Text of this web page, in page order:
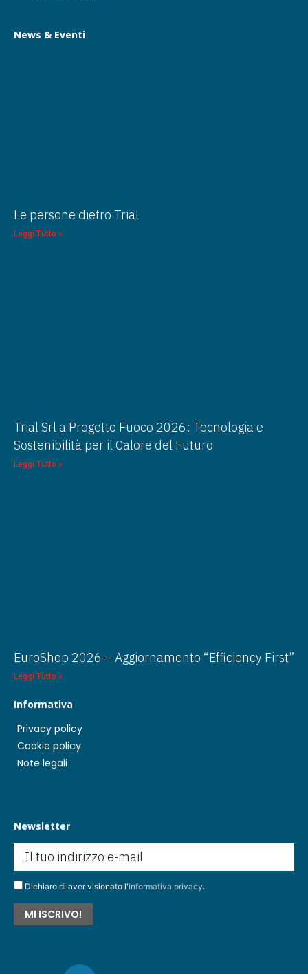
News & Eventi
Le persone dietro Trial
Leggi Tutto »
Trial Srl a Progetto Fuoco 2026: Tecnologia e
Sostenibilità per il Calore del Futuro
Leggi Tutto »
EuroShop 2026 – Aggiornamento “Efficiency First”
Leggi Tutto »
Informativa
Privacy policy
Cookie policy
Note legali
Newsletter
Dichiaro di aver visionato l'informativa privacy.